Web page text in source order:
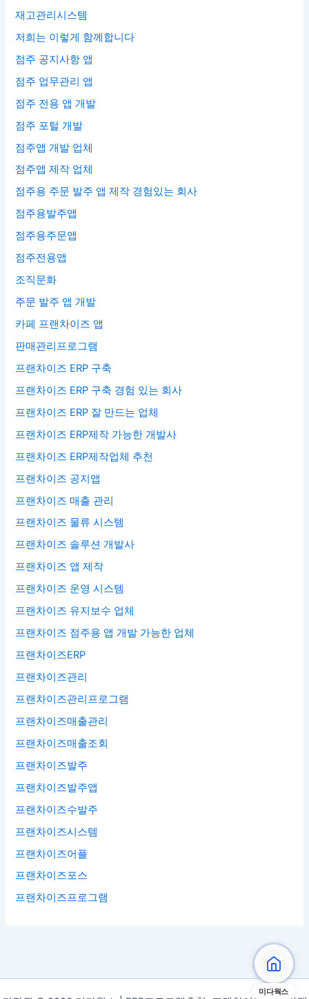
미다웍스
재고관리시스템
저희는 이렇게 함께합니다
점주 공지사항 앱
점주 업무관리 앱
점주 전용 앱 개발
점주 포털 개발
점주앱 개발 업체
점주앱 제작 업체
점주용 주문 발주 앱 제작 경험있는 회사
점주용발주앱
점주용주문앱
점주전용앱
조직문화
주문 발주 앱 개발
카페 프랜차이즈 앱
판매관리프로그램
프랜차이즈 ERP 구축
프랜차이즈 ERP 구축 경험 있는 회사
프랜차이즈 ERP 잘 만드는 업체
프랜차이즈 ERP제작 가능한 개발사
프랜차이즈 ERP제작업체 추천
프랜차이즈 공지앱
프랜차이즈 매출 관리
프랜차이즈 물류 시스템
프랜차이즈 솔루션 개발사
프랜차이즈 앱 제작
프랜차이즈 운영 시스템
프랜차이즈 유지보수 업체
프랜차이즈 점주용 앱 개발 가능한 업체
프랜차이즈ERP
프랜차이즈관리
프랜차이즈관리프로그램
프랜차이즈매출관리
프랜차이즈매출조회
프랜차이즈발주
프랜차이즈발주앱
프랜차이즈수발주
프랜차이즈시스템
프랜차이즈어플
프랜차이즈포스
프랜차이즈프로그램